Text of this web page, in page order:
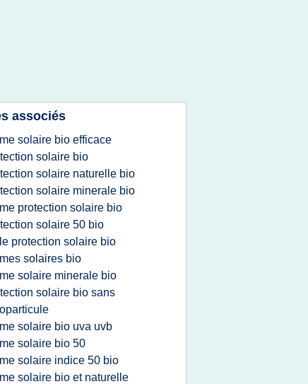
associés
solaire bio efficace
solaire bio
solaire naturelle bio
solaire minerale bio
protection solaire bio
solaire 50 bio
protection solaire bio
solaires bio
solaire minerale bio
solaire bio sans
solaire bio uva uvb
solaire bio 50
solaire indice 50 bio
solaire bio et naturelle